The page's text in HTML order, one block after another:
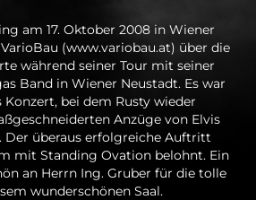
am 17. Oktober 2008 in Wiener
(www.variobau.at) über die
während seiner Tour mit seiner
Band in Wiener Neustadt. Es war
bei dem Rusty wieder
Anzüge von Elvis
Der überaus erfolgreiche Auftritt
mit Standing Ovation belohnt. Ein
an Herrn Ing. Gruber für die tolle
wunderschönen Saal.